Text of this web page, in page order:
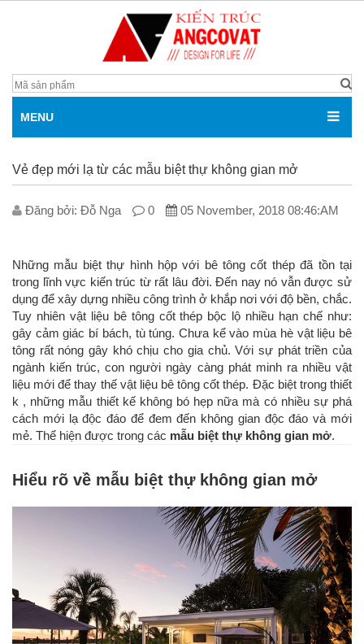
MENU
Vẻ đẹp mới lạ từ các mẫu biệt thự không gian mở
Đăng bởi: Đỗ Nga 0 05 November, 2018 08:46:AM
Những mẫu biệt thự hình hộp với bê tông cốt thép đã tồn tại
trong lĩnh vực kiến trúc từ rất lâu đời. Đến nay nó vẫn được sử
dụng để xây dựng nhiều công trình ở khắp nơi với độ bền, chắc.
Tuy nhiên vật liệu bê tông cốt thép bộc lộ nhiều hạn chế như:
gây cảm giác bí bách, tù túng. Chưa kể vào mùa hè vật liệu bê
tông rất nóng gây khó chịu cho gia chủ. Với sự phát triền của
ngành kiến trúc, con người ngày càng phát minh ra nhiều vật
liệu mới để thay thế vật liệu bê tông cốt thép. Đặc biệt trong thiết
k , những mẫu thiết kế không bó hẹp nữa mà có nhiều sự phá
cách mới lạ độc đáo để đem đến không gian độc đáo và mới
mẻ. Thể hiện được trong các mẫu biệt thự không gian mở.
Hiểu rõ về mẫu biệt thự không gian mở